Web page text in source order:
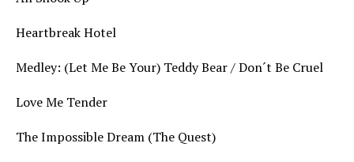
Heartbreak Hotel
Medley: (Let Me Be Your) Teddy Bear / Don´t Be Cruel
Love Me Tender
The Impossible Dream (The Quest)